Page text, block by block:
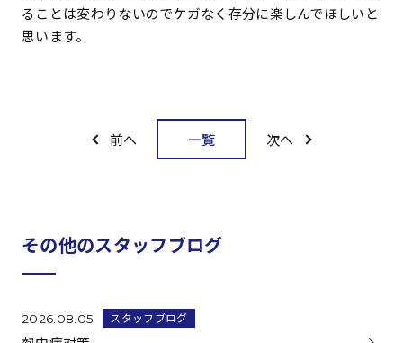
ることは変わりないのでケガなく存分に楽しんでほしいと
思います。
前へ 一覧 次へ
その他のスタッフブログ
2026.08.05 スタッフブログ